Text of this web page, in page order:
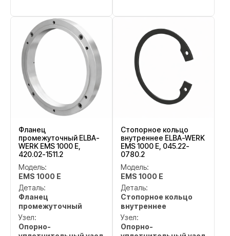
Фланец
промежуточный ELBA-
WERK EMS 1000 E,
420.02-1511.2
Модель:
EMS 1000 E
Деталь:
Фланец
промежуточный
Узел:
Опорно-
Стопорное кольцо
внутреннее ELBA-WERK
EMS 1000 E, 045.22-
0780.2
Модель:
EMS 1000 E
Деталь:
Стопорное кольцо
внутреннее
Узел:
Опорно-